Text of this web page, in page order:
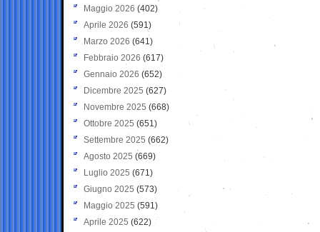
Maggio 2026 (402)
Aprile 2026 (591)
Marzo 2026 (641)
Febbraio 2026 (617)
Gennaio 2026 (652)
Dicembre 2025 (627)
Novembre 2025 (668)
Ottobre 2025 (651)
Settembre 2025 (662)
Agosto 2025 (669)
Luglio 2025 (671)
Giugno 2025 (573)
Maggio 2025 (591)
Aprile 2025 (622)